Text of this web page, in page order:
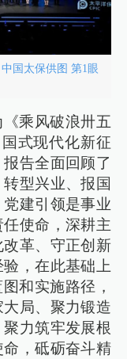
国太保供图 第1眼
乘风破浪卅五
式现代化新征
告全面回顾了
型兴业、报国
建引领是事业
使命，深耕主
革、守正创新
，在此基础上
和实施路径，
局、聚力锻造
力筑牢发展根
，砥砺奋斗精